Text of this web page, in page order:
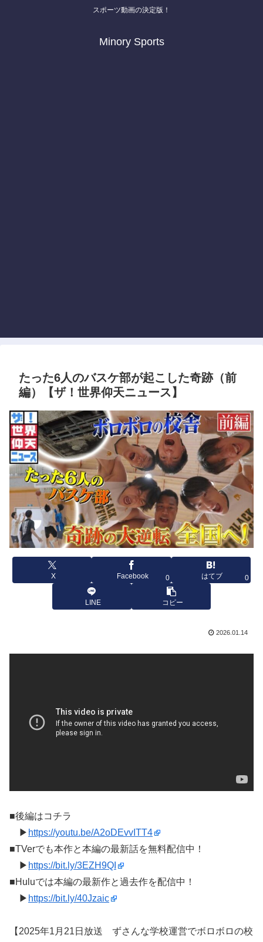
スポーツ動画の決定版！
Minory Sports
たった6人のバスケ部が起こした奇跡（前
編）【ザ！世界仰天ニュース】
X Facebook 0 はてブ 0
LINE コピー
2026.01.14
■後編はコチラ
▶ https://youtu.be/A2oDEvvITT4
■TVerでも本作と本編の最新話を無料配信中！
▶ https://bit.ly/3EZH9QI
■Huluでは本編の最新作と過去作を配信中！
▶ https://bit.ly/40Jzaic
【2025年1月21日放送 ずさんな学校運営でボロボロの校